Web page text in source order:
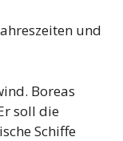
und
Boreas
soll die
Schiffe